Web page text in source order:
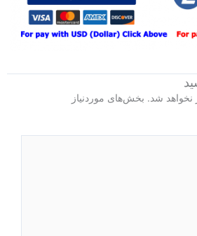
نخواهد شد. بخش‌های موردنیاز